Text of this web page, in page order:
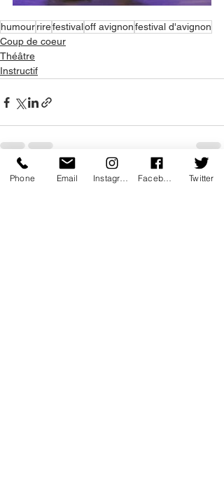
humourrirefestivaloff avignonfestival d'avignon
Coup de coeur
Théâtre
Instructif
Posts récents Voir tout
Phone Email Twitter